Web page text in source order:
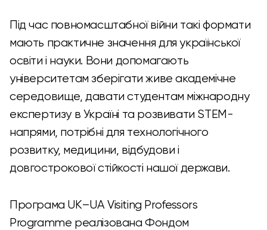
Під час повномасштабної війни такі формати
мають практичне значення для української
освіти і науки. Вони допомагають
університетам зберігати живе академічне
середовище, давати студентам міжнародну
експертизу в Україні та розвивати STEM-
напрями, потрібні для технологічного
розвитку, медицини, відбудови і
довгострокової стійкості нашої держави.
Програма UK–UA Visiting Professors
Programme реалізована Фондом